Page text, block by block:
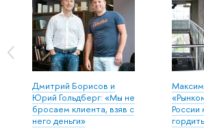
Дмитрий Борисов и
Юрий Гольдберг: «Мы не
бросаем клиента, взяв с
него деньги»